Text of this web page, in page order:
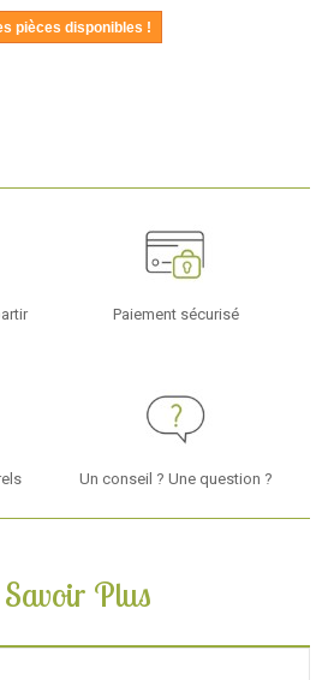
pièces disponibles !
Paiement sécurisé
Un conseil ? Une question ?
Savoir Plus